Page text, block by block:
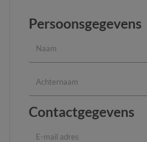
Persoonsgegevens
Contactgegevens